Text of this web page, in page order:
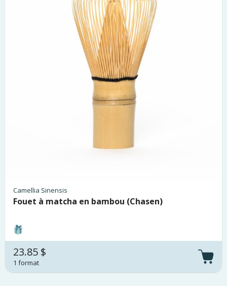
Camellia Sinensis
Fouet à matcha en bambou (Chasen)
23.85 $
1 format